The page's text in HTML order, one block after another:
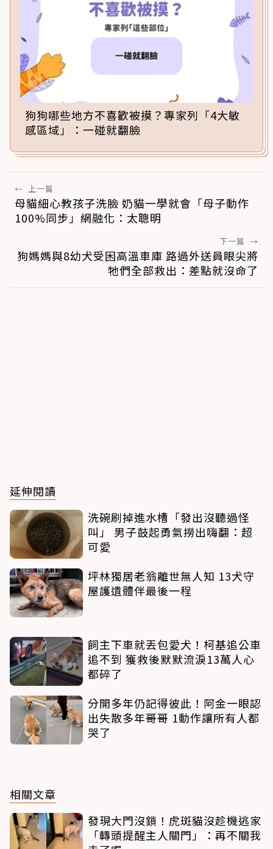
狗狗哪些地方不喜歡被摸？專家列「4大敏
感區域」：一碰就翻臉
← 上一篇
母貓細心教孩子洗臉 奶貓一學就會「母子動作
100%同步」網融化：太聰明
下一篇 →
狗媽媽與8幼犬受困高溫車庫 路過外送員眼尖將
牠們全部救出：差點就沒命了
延伸閱讀
洗碗刷掉進水槽「發出沒聽過怪
叫」 男子鼓起勇氣撈出嗨翻：超
可愛
坪林獨居老翁離世無人知 13犬守
屋護遺體伴最後一程
飼主下車就丟包愛犬！柯基追公車
追不到 獲救後默默流淚13萬人心
都碎了
分開多年仍記得彼此！阿金一眼認
出失散多年哥哥 1動作讓所有人都
哭了
相關文章
發現大門沒鎖！虎斑貓沒趁機逃家
「轉頭提醒主人關門」：再不關我